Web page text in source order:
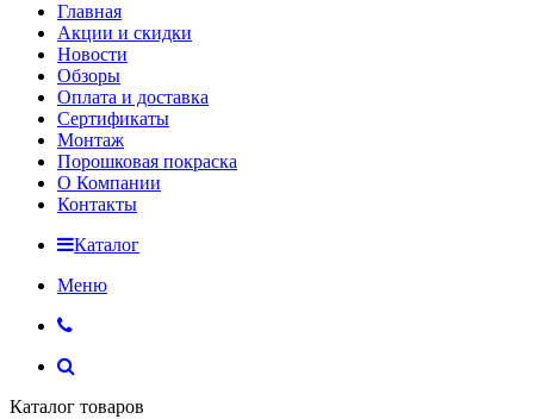
Главная
Акции и скидки
Новости
Обзоры
Оплата и доставка
Сертификаты
Монтаж
Порошковая покраска
О Компании
Контакты
Каталог
Меню
Каталог товаров